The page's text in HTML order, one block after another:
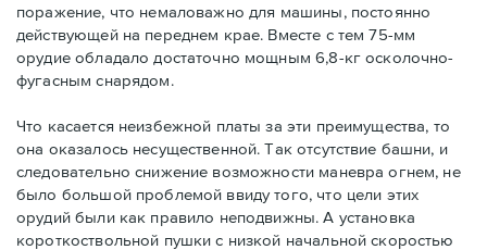
поражение, что немаловажно для машины, постоянно
действующей на переднем крае. Вместе с тем 75-мм
орудие обладало достаточно мощным 6,8-кг осколочно-
фугасным снарядом.
Что касается неизбежной платы за эти преимущества, то
она оказалось несущественной. Так отсутствие башни, и
следовательно снижение возможности маневра огнем, не
было большой проблемой ввиду того, что цели этих
орудий были как правило неподвижны. А установка
короткоствольной пушки с низкой начальной скоростью